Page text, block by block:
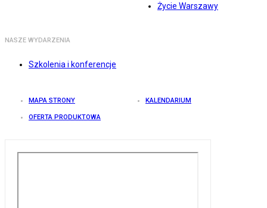
Życie Warszawy
NASZE WYDARZENIA
Szkolenia i konferencje
MAPA STRONY KALENDARIUM
OFERTA PRODUKTOWA